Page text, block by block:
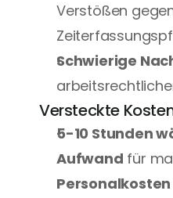
Verstößen
Schwierige
Versteckte
5-10 Stunden
Aufwand für
Personalkosten